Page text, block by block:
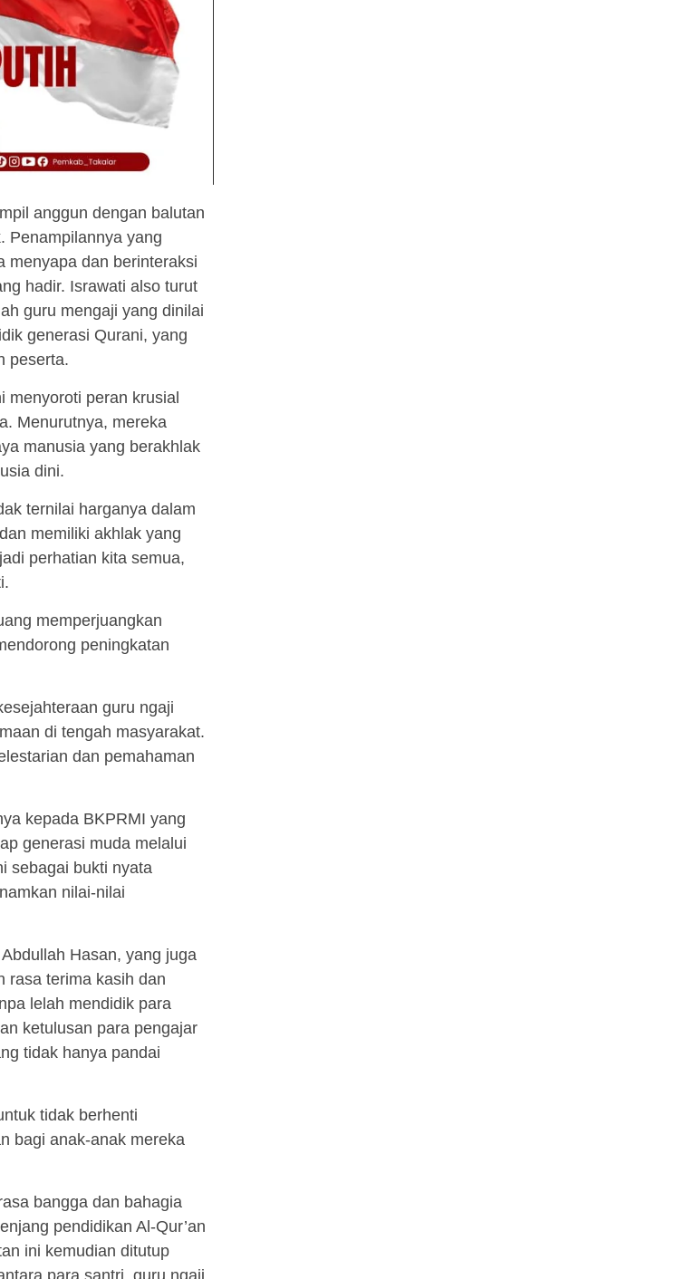
anggun dengan balutan
Penampilannya yang
menyapa dan berinteraksi
hadir. Israwati also turut
guru mengaji yang dinilai
generasi Qurani, yang
peserta.
menyoroti peran krusial
Menurutnya, mereka
manusia yang berakhlak
dini.
ternilai harganya dalam
memiliki akhlak yang
perhatian kita semua,
memperjuangkan
peningkatan
guru ngaji
di tengah masyarakat.
dan pemahaman
kepada BKPRMI yang
generasi muda melalui
sebagai bukti nyata
nilai-nilai
Hasan, yang juga
rasa terima kasih dan
lelah mendidik para
ketulusan para pengajar
tidak hanya pandai
tidak berhenti
bagi anak-anak mereka
bangga dan bahagia
pendidikan Al-Qur’an
ini kemudian ditutup